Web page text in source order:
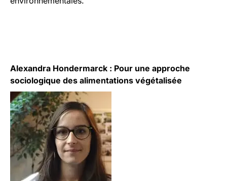
Alexandra Hondermarck : Pour une approche
sociologique des alimentations végétalisée